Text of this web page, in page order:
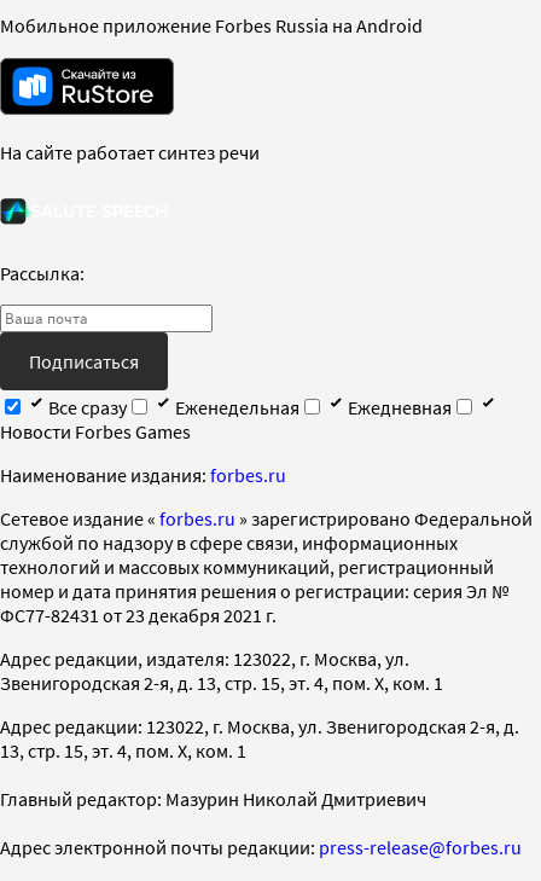
Мобильное приложение Forbes Russia на Android
На сайте работает синтез речи
Рассылка:
Подписаться
Все сразу
Еженедельная
Ежедневная
Новости Forbes Games
Наименование издания: forbes.ru
Cетевое издание « forbes.ru » зарегистрировано Федеральной
службой по надзору в сфере связи, информационных
технологий и массовых коммуникаций, регистрационный
номер и дата принятия решения о регистрации: серия Эл №
ФС77-82431 от 23 декабря 2021 г.
Адрес редакции, издателя: 123022, г. Москва, ул.
Звенигородская 2-я, д. 13, стр. 15, эт. 4, пом. X, ком. 1
Адрес редакции: 123022, г. Москва, ул. Звенигородская 2-я, д.
13, стр. 15, эт. 4, пом. X, ком. 1
Главный редактор: Мазурин Николай Дмитриевич
Адрес электронной почты редакции: press-release@forbes.ru